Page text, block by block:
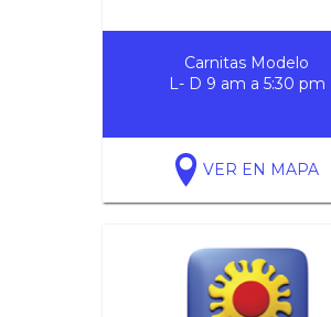
Carnitas Modelo
L- D 9 am a 5:30 pm
VER EN MAPA